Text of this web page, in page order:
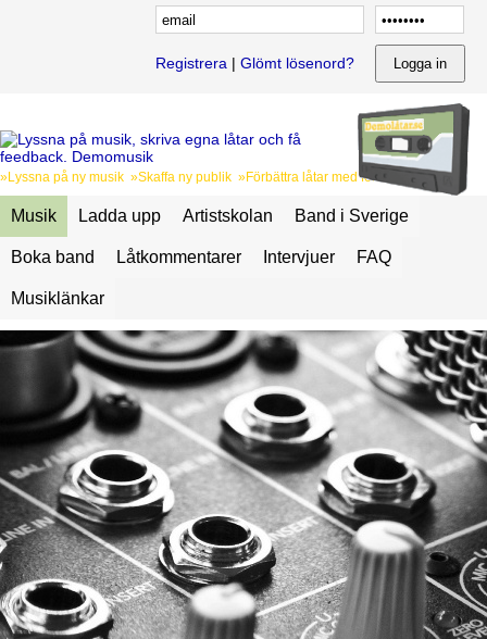
Registrera | Glömt lösenord?
»Lyssna på ny musik »Skaffa ny publik »Förbättra låtar med feedback
Musik Ladda upp Artistskolan Band i Sverige
Boka band Låtkommentarer Intervjuer FAQ
Musiklänkar